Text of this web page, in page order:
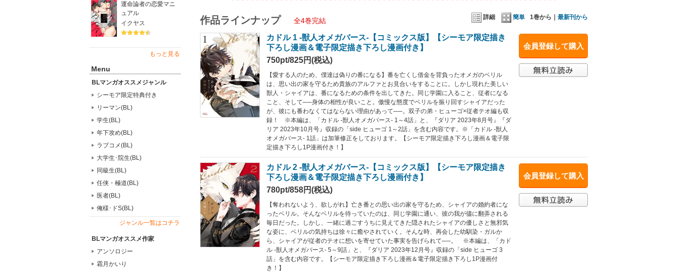
運命論者の恋愛マニ
ュアル
イクヤス
もっと見る
Menu
BLマンガオススメジャンル
シーモア限定特典付き
リーマン(BL)
学生(BL)
年下攻め(BL)
ラブコメ(BL)
大学生･院生(BL)
同級生(BL)
任侠・極道(BL)
医者(BL)
俺様･ドS(BL)
ジャンル一覧はコチラ
BLマンガオススメ作家
アンソロジー
霜月かいり
詳細 簡単 1巻から｜ 最新刊から
作品ラインナップ 全4巻完結
会員登録して購入
カドル 1 ‐獣人オメガバース‐【コミックス版】【シーモア限定描き
下ろし漫画＆電子限定描き下ろし漫画付き】
750pt/825円(税込)
【愛する人のため、僕達は偽りの番になる】番を亡くし借金を背負ったオメガのベリル
は、思い出の家を守るため貴族のアルファとお見合いをすることに。しかし現れた美しい
獣人・シャイアは、番になるための条件を出してきた。同じ学園に入ること、従者になる
こと、そして──身体の相性が良いこと。傲慢な態度でベリルを振り回すシャイアだった
が、彼にも番わなくてはならない理由があって──。双子の弟・ヒューゴ×従者テオ編も収
録！ ※本編は、「カドル ‐獣人オメガバース‐ 1～4話」と、『ダリア 2023年8月号』『ダ
リア 2023年10月号』収録の「side ヒューゴ 1～2話」を含む内容です。※「カドル ‐獣人
オメガバース‐ 1話」は加筆修正をしております。【シーモア限定描き下ろし漫画＆電子限
定描き下ろし1P漫画付き！】
会員登録して購入
カドル 2 ‐獣人オメガバース‐【コミックス版】【シーモア限定描き
下ろし漫画＆電子限定描き下ろし漫画付き】
780pt/858円(税込)
【奪われないよう、欲しがれ】亡き番との思い出の家を守るため、シャイアの婚約者にな
ったベリル。そんなベリルを待っていたのは、同じ学園に通い、彼の我が儘に翻弄される
毎日だった。しかし、一緒に過ごすうちに見えてきた隠されたシャイアの優しさと無邪気
な姿に、ベリルの気持ちは徐々に癒やされていく。そんな時、再会した幼馴染・ガルか
ら、シャイアが従者のテオに想いを寄せていた事実を告げられて──。 ※本編は、「カド
ル ‐獣人オメガバース‐ 5～9話」と、『ダリア 2023年12月号』収録の「side ヒューゴ 3
話」を含む内容です。【シーモア限定描き下ろし漫画＆電子限定描き下ろし1P漫画付
き！】